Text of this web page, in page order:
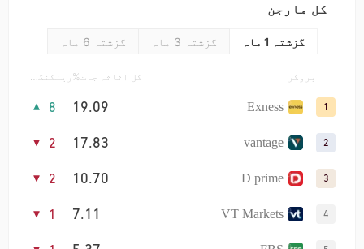
کل مارجن
گزشتہ 1 ماہ گزشتہ 3 ماہ گزشتہ 6 ماہ
بروکر کل اثاثہ جات% رینکنگ میں تبدیلی
1
Exness
19.09
8
2
vantage
17.83
2
3
D prime
10.70
2
4
VT Markets
7.11
1